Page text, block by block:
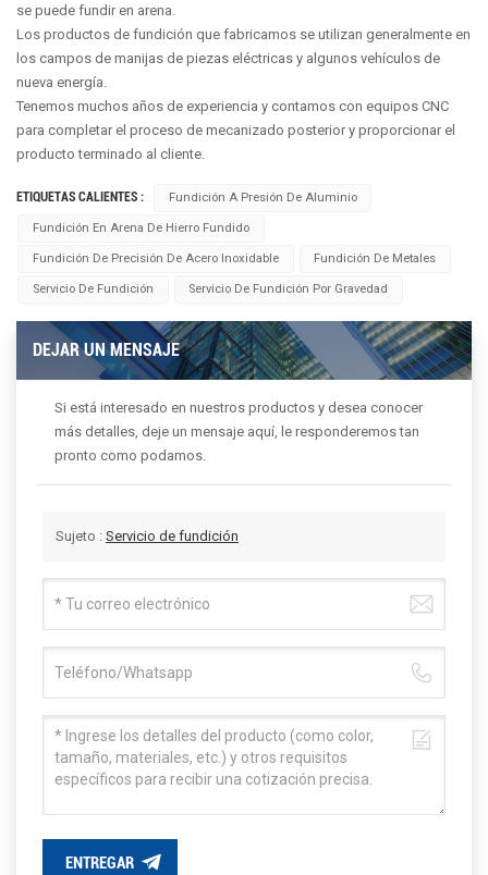
se puede fundir en arena.
Los productos de fundición que fabricamos se utilizan generalmente en
los campos de manijas de piezas eléctricas y algunos vehículos de
nueva energía.
Tenemos muchos años de experiencia y contamos con equipos CNC
para completar el proceso de mecanizado posterior y proporcionar el
producto terminado al cliente.
ETIQUETAS CALIENTES : Fundición A Presión De Aluminio
Fundición En Arena De Hierro Fundido
Fundición De Precisión De Acero Inoxidable Fundición De Metales
Servicio De Fundición Servicio De Fundición Por Gravedad
DEJAR UN MENSAJE
Si está interesado en nuestros productos y desea conocer
más detalles, deje un mensaje aquí, le responderemos tan
pronto como podamos.
Sujeto : Servicio de fundición
ENTREGAR